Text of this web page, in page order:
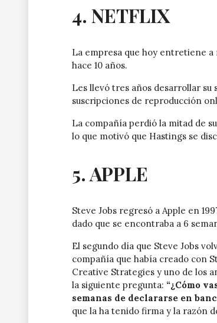
4. NETFLIX
La empresa que hoy entretiene
hace 10 años.
Les llevó tres años desarrollar su
suscripciones de reproducción
La compañía perdió la mitad de
lo que motivó que Hastings se
5. APPLE
Steve Jobs regresó a Apple en
dado que se encontraba a 6
El segundo día que Steve Jobs
compañía que había creado con
Creative Strategies y uno de los
la siguiente pregunta: “¿Cómo
semanas de declararse en
que la ha tenido firma y la razón